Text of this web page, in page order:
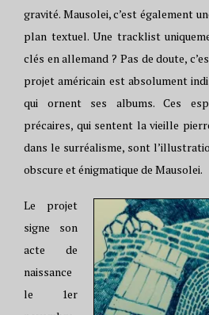
gravité. Mausolei, c’est également
plan textuel. Une tracklist
clés en allemand ? Pas de doute,
projet américain est absolument
qui ornent ses albums. Ces
précaires, qui sentent la vieille
dans le surréalisme, sont
obscure et énigmatique de Mausolei.
Le projet
signe son
acte de
naissance
le 1er